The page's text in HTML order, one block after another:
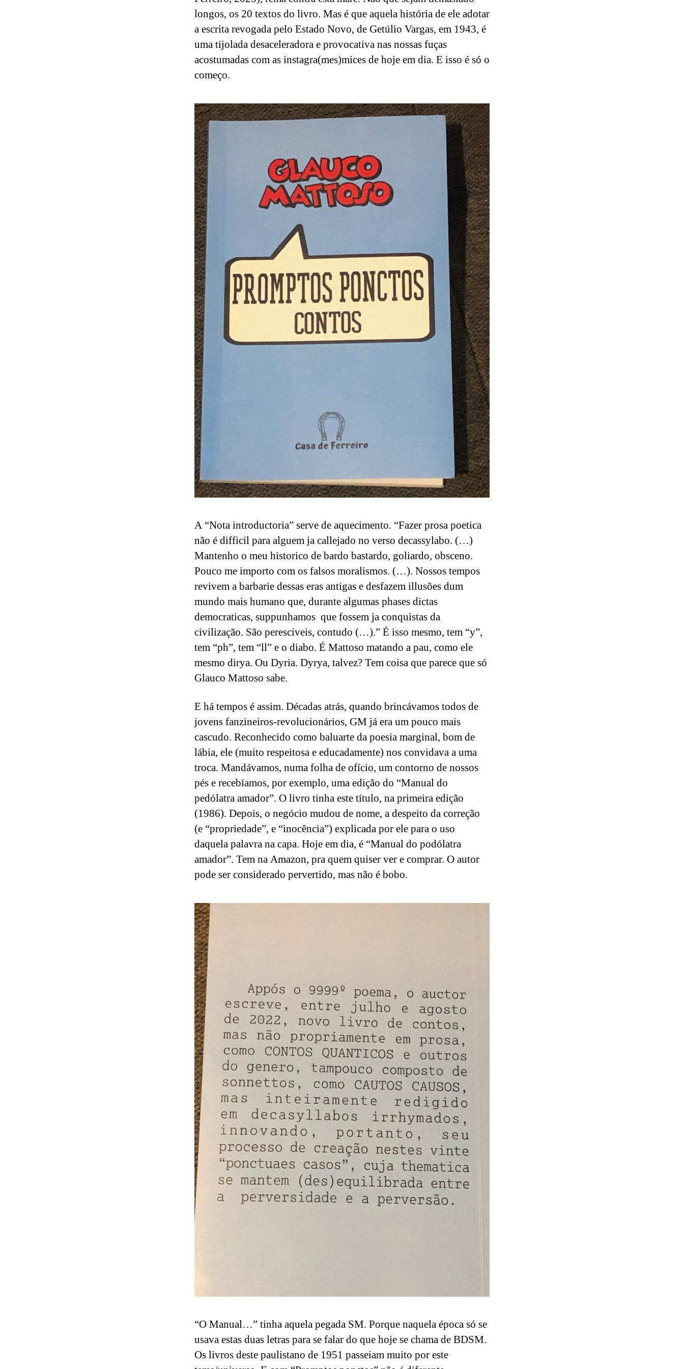
longos, os 20 textos do livro. Mas é que aquela história de ele adotar
a escrita revogada pelo Estado Novo, de Getúlio Vargas, em 1943, é
uma tijolada desaceleradora e provocativa nas nossas fuças
acostumadas com as instagra(mes)mices de hoje em dia. E isso é só o
começo.
A “Nota introductoria” serve de aquecimento. “Fazer prosa poetica
não é difficil para alguem ja callejado no verso decassylabo. (…)
Mantenho o meu historico de bardo bastardo, goliardo, obsceno.
Pouco me importo com os falsos moralismos. (…). Nossos tempos
revivem a barbarie dessas eras antigas e desfazem illusões dum
mundo mais humano que, durante algumas phases dictas
democraticas, suppunhamos que fossem ja conquistas da
civilização. São peresciveis, contudo (…).” É isso mesmo, tem “y”,
tem “ph”, tem “ll” e o diabo. É Mattoso matando a pau, como ele
mesmo dirya. Ou Dyria. Dyrya, talvez? Tem coisa que parece que só
Glauco Mattoso sabe.
E há tempos é assim. Décadas atrás, quando brincávamos todos de
jovens fanzineiros-revolucionários, GM já era um pouco mais
cascudo. Reconhecido como baluarte da poesia marginal, bom de
lábia, ele (muito respeitosa e educadamente) nos convidava a uma
troca. Mandávamos, numa folha de ofício, um contorno de nossos
pés e recebíamos, por exemplo, uma edição do “Manual do
pedólatra amador”. O livro tinha este título, na primeira edição
(1986). Depois, o negócio mudou de nome, a despeito da correção
(e “propriedade”, e “inocência”) explicada por ele para o uso
daquela palavra na capa. Hoje em dia, é “Manual do podólatra
amador”. Tem na Amazon, pra quem quiser ver e comprar. O autor
pode ser considerado pervertido, mas não é bobo.
“O Manual…” tinha aquela pegada SM. Porque naquela época só se
usava estas duas letras para se falar do que hoje se chama de BDSM.
Os livros deste paulistano de 1951 passeiam muito por este